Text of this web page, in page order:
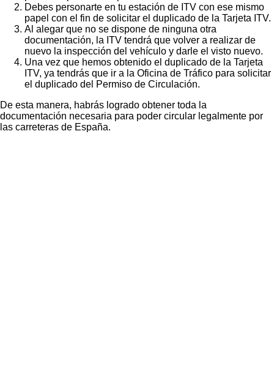
Debes personarte en tu estación de ITV con ese mismo
papel con el fin de solicitar el duplicado de la Tarjeta ITV.
Al alegar que no se dispone de ninguna otra
documentación, la ITV tendrá que volver a realizar de
nuevo la inspección del vehículo y darle el visto nuevo.
Una vez que hemos obtenido el duplicado de la Tarjeta
ITV, ya tendrás que ir a la Oficina de Tráfico para solicitar
el duplicado del Permiso de Circulación.
De esta manera, habrás logrado obtener toda la
documentación necesaria para poder circular legalmente por
las carreteras de España.